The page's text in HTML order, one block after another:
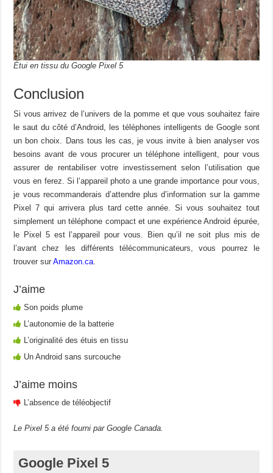
Étui en tissu du Google Pixel 5
Conclusion
Si vous arrivez de l’univers de la pomme et que vous souhaitez faire
le saut du côté d’Android, les téléphones intelligents de Google sont
un bon choix. Dans tous les cas, je vous invite à bien analyser vos
besoins avant de vous procurer un téléphone intelligent, pour vous
assurer de rentabiliser votre investissement selon l’utilisation que
vous en ferez. Si l’appareil photo a une grande importance pour vous,
je vous recommanderais d’attendre plus d’information sur la gamme
Pixel 7 qui arrivera plus tard cette année. Si vous souhaitez tout
simplement un téléphone compact et une expérience Android épurée,
le Pixel 5 est l’appareil pour vous. Bien qu’il ne soit plus mis de
l’avant chez les différents télécommunicateurs, vous pourrez le
trouver surAmazon.ca
J’aime
Son poids plume
L’autonomie de la batterie
L’originalité des étuis en tissu
Un Android sans surcouche
J’aime moins
L’absence de téléobjectif
Le Pixel 5 a été fourni par Google Canada.
Google Pixel 5